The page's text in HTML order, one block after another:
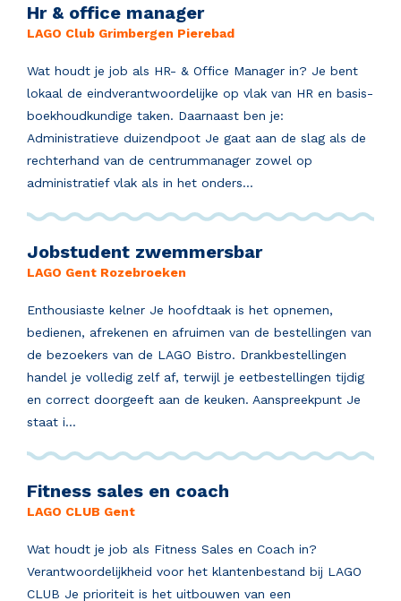
Hr & office manager
LAGO Club Grimbergen Pierebad
Wat houdt je job als HR- & Office Manager in? Je bent
lokaal de eindverantwoordelijke op vlak van HR en basis-
boekhoudkundige taken. Daarnaast ben je:
Administratieve duizendpoot Je gaat aan de slag als de
rechterhand van de centrummanager zowel op
administratief vlak als in het onders...
Jobstudent zwemmersbar
LAGO Gent Rozebroeken
Enthousiaste kelner Je hoofdtaak is het opnemen,
bedienen, afrekenen en afruimen van de bestellingen van
de bezoekers van de LAGO Bistro. Drankbestellingen
handel je volledig zelf af, terwijl je eetbestellingen tijdig
en correct doorgeeft aan de keuken. Aanspreekpunt Je
staat i...
Fitness sales en coach
LAGO CLUB Gent
Wat houdt je job als Fitness Sales en Coach in?
Verantwoordelijkheid voor het klantenbestand bij LAGO
CLUB Je prioriteit is het uitbouwen van een